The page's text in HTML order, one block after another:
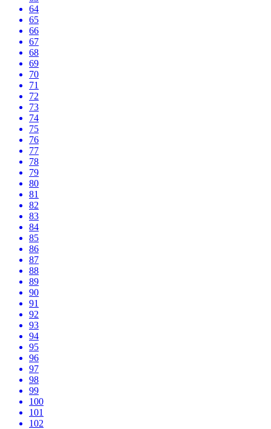
64
65
66
67
68
69
70
71
72
73
74
75
76
77
78
79
80
81
82
83
84
85
86
87
88
89
90
91
92
93
94
95
96
97
98
99
100
101
102